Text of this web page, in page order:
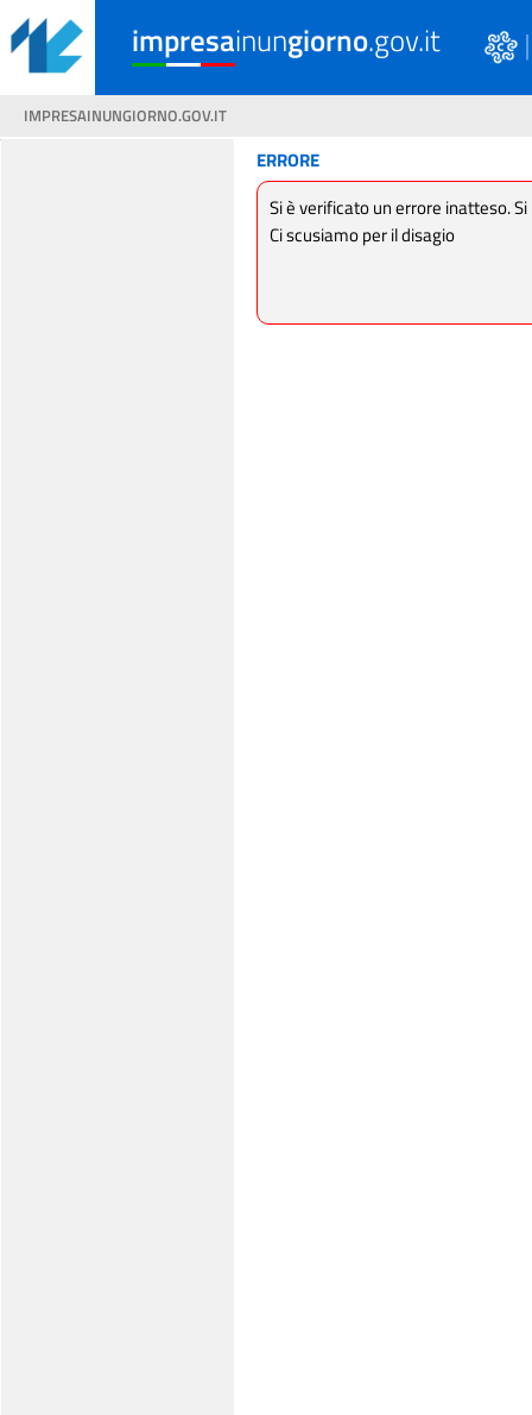
impresainungiorno.gov.it
IMPRESAINUNGIORNO.GOV.IT
ERRORE
Si è verificato un errore inatteso.
Ci scusiamo per il disagio